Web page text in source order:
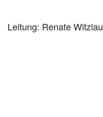
Leitung: Renate Witzlau